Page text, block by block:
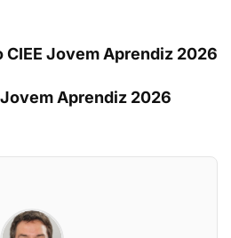
Jovem Aprendiz 2026
Aprendiz 2026